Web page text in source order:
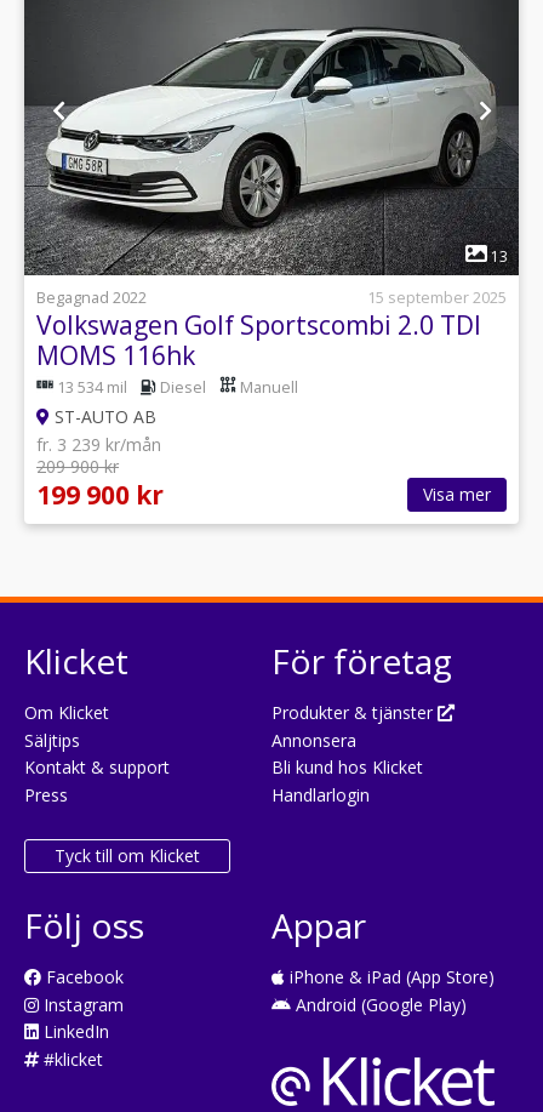
1
13
Begagnad 2022
15 september 2025
Volkswagen Golf Sportscombi 2.0 TDI
MOMS 116hk
13 534 mil Diesel Manuell
ST-AUTO AB
fr. 3 239 kr/mån
209 900 kr
199 900 kr Visa mer
Klicket
Om Klicket
Säljtips
Kontakt & support
Press
Tyck till om Klicket
För företag
Produkter & tjänster
Annonsera
Bli kund hos Klicket
Handlarlogin
Följ oss
Facebook
Instagram
LinkedIn
#klicket
Appar
iPhone & iPad (App Store)
Android (Google Play)